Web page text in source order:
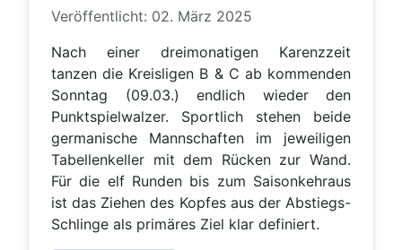
Details
Veröffentlicht: 02. März 2025
Nach einer dreimonatigen Karenzzeit
tanzen die Kreisligen B & C ab kommenden
Sonntag (09.03.) endlich wieder den
Punktspielwalzer. Sportlich stehen beide
germanische Mannschaften im jeweiligen
Tabellenkeller mit dem Rücken zur Wand.
Für die elf Runden bis zum Saisonkehraus
ist das Ziehen des Kopfes aus der Abstiegs-
Schlinge als primäres Ziel klar definiert.